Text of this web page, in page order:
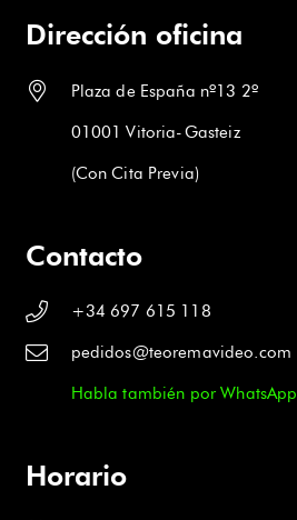
hasta
Dirección oficina
Plaza de España nº13 2º
01001 Vitoria-Gasteiz
(Con Cita Previa)
Contacto
+34 697 615 118
pedidos@teoremavideo.com
Habla también por WhatsApp
Horario